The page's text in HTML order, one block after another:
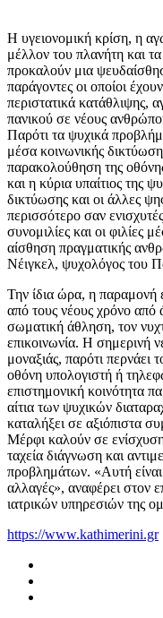
Η υγειονομική κρίση, η
μέλλον του πλανήτη και
προκαλούν μια
παράγοντες οι οποίοι
περιστατικά κατάθλιψης,
πανικού σε νέους
Παρότι τα ψυχικά
μέσα κοινωνικής
παρακολούθηση της
και η κύρια υπαίτιος της
δικτύωσης και οι άλλες
περισσότερο σαν
συνομιλίες και οι φιλίες
αίσθηση πραγματικής
Νέιγκελ, ψυχολόγος του
Την ίδια ώρα, η παραμονή
από τους νέους χρόνο από
σωματική άθληση, τον
επικοινωνία. Η σημερινή
μοναξιάς, παρότι περνάει
οθόνη υπολογιστή ή
επιστημονική κοινότητα
αίτια των ψυχικών
καταλήξει σε αξιόπιστα
Μέρφι καλούν σε
ταχεία διάγνωση και
προβλημάτων. «Αυτή
αλλαγές», αναφέρει στον
ιατρικών υπηρεσιών της
https://www.kathimerini.gr